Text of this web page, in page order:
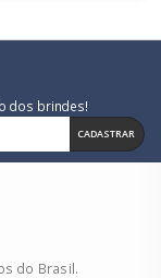
dos brindes!
CADASTRAR
do Brasil.